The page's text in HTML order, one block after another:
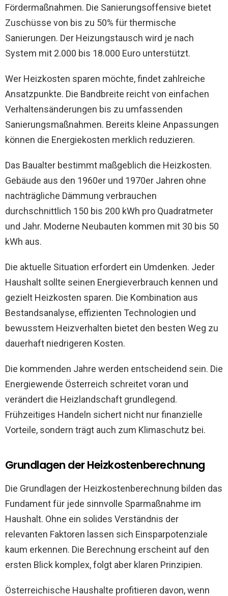
Fördermaßnahmen. Die Sanierungsoffensive bietet
Zuschüsse von bis zu 50% für thermische
Sanierungen. Der Heizungstausch wird je nach
System mit 2.000 bis 18.000 Euro unterstützt.
Wer Heizkosten sparen möchte, findet zahlreiche
Ansatzpunkte. Die Bandbreite reicht von einfachen
Verhaltensänderungen bis zu umfassenden
Sanierungsmaßnahmen. Bereits kleine Anpassungen
können die Energiekosten merklich reduzieren.
Das Baualter bestimmt maßgeblich die Heizkosten.
Gebäude aus den 1960er und 1970er Jahren ohne
nachträgliche Dämmung verbrauchen
durchschnittlich 150 bis 200 kWh pro Quadratmeter
und Jahr. Moderne Neubauten kommen mit 30 bis 50
kWh aus.
Die aktuelle Situation erfordert ein Umdenken. Jeder
Haushalt sollte seinen Energieverbrauch kennen und
gezielt Heizkosten sparen. Die Kombination aus
Bestandsanalyse, effizienten Technologien und
bewusstem Heizverhalten bietet den besten Weg zu
dauerhaft niedrigeren Kosten.
Die kommenden Jahre werden entscheidend sein. Die
Energiewende Österreich schreitet voran und
verändert die Heizlandschaft grundlegend.
Frühzeitiges Handeln sichert nicht nur finanzielle
Vorteile, sondern trägt auch zum Klimaschutz bei.
Grundlagen der Heizkostenberechnung
Die Grundlagen der Heizkostenberechnung bilden das
Fundament für jede sinnvolle Sparmaßnahme im
Haushalt. Ohne ein solides Verständnis der
relevanten Faktoren lassen sich Einsparpotenziale
kaum erkennen. Die Berechnung erscheint auf den
ersten Blick komplex, folgt aber klaren Prinzipien.
Österreichische Haushalte profitieren davon, wenn